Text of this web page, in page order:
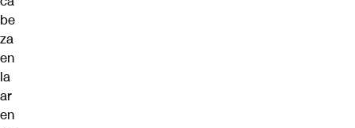
be
za
en
la
ar
en